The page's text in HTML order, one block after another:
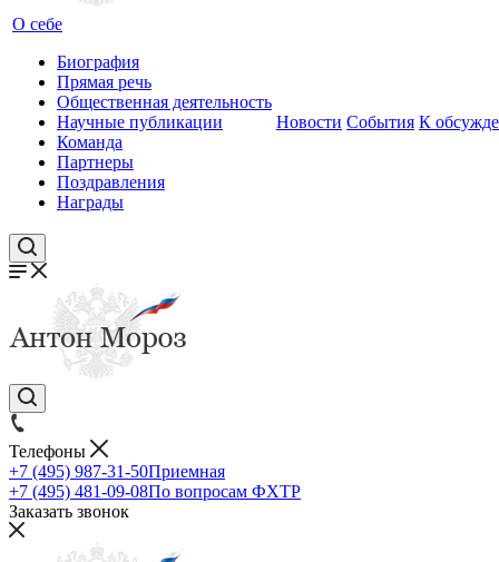
О себе
Биография
Прямая речь
Общественная деятельность
Научные публикации
Команда
Партнеры
Поздравления
Награды
Новости События К
Телефоны
+7 (495) 987-31-50Приемная
+7 (495) 481-09-08По вопросам ФХТР
Заказать звонок